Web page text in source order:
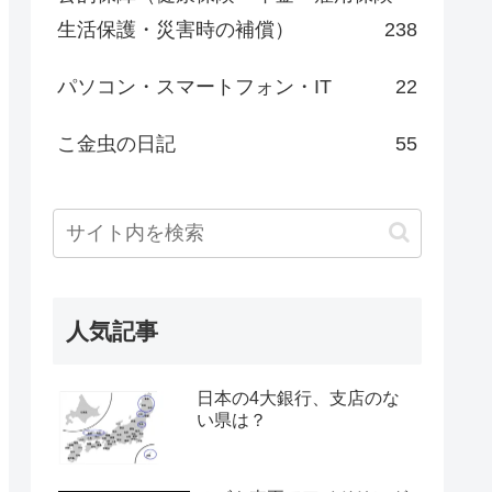
生活保護・災害時の補償）
238
パソコン・スマートフォン・IT 22
こ金虫の日記 55
人気記事
日本の4大銀行、支店のな
い県は？